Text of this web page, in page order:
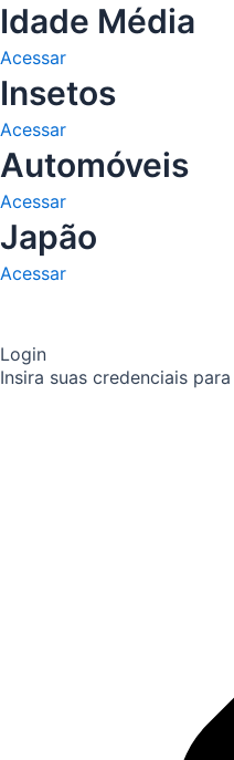
Idade Média
Acessar
Insetos
Acessar
Automóveis
Acessar
Japão
Acessar
Login
Insira suas credenciais